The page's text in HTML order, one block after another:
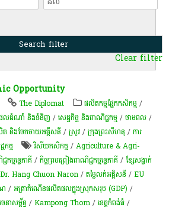
Clear filter
Opportunity
The Diplomat ​ផលិតកម្ម​ផ្នែក​កសិកម្ម​ /
លដំណាំ និងទំនិញ /សេដ្ឋកិច្ច និងពាណិជ្ជកម្ម /ថាមពល /
លិត និងចែកចាយអគ្គីសនី /​ស្រូវ​ /ក្រុងព្រះសីហនុ /ការ​
កម្ម វិស័យកសិកម្ម /Agriculture & Agri-
កម្ម​ទ្វេ​ភាគី​ /កិច្ចព្រមព្រៀងពាណិជ្ជកម្ម​ទ្វេ​ភាគី​ /ខ្សែ​សង្វា​ក់​
Dr. Hang Chuon Naron /តម្លៃលក់អគ្គិសនី /EU
/អត្រា​កំណើន​ផលិតផល​ក្នុង​ស្រុក​សរុប​ (GDP)​ /
នាសម្ព័ន្ធ /Kampong Thom /ខេត្តកំពង់ធំ /